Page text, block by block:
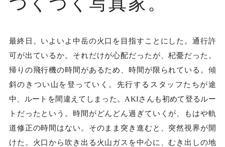
最終日。いよいよ中岳の火口を目指すことにした。通行許
可が出ているか。それだけが心配だったが、杞憂だった。
帰りの飛行機の時間があるため、時間が限られている。傾
斜のきつい山を登っていく。先行するスタッフたちが途
中、ルートを間違えてしまった。AKIさんも初めて登るルー
トだったという。時間がどんどん過ぎていくが、もはや軌
道修正の時間はない。そのまま突き進むと、突然視界が開
けた。火口から吹き出る火山ガスを中心に、むき出しの地